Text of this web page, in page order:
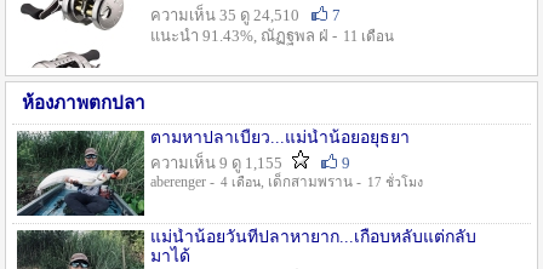
ความเห็น 35 ดู 24,510
7
แนะนำ 91.43%, ณัฏฐพล ฝ่ - 11 เดือน
ห้องภาพตกปลา
ตามหาปลาเบี้ยว...แม่น้ำน้อยอยุธยา
ความเห็น 9 ดู 1,155
9
aberenger - 4 เดือน, เด็กสามพราน - 17 ชั่วโมง
แม่น้ำน้อยวันที่ปลาหายาก...เกือบหลับแต่กลับ
มาได้